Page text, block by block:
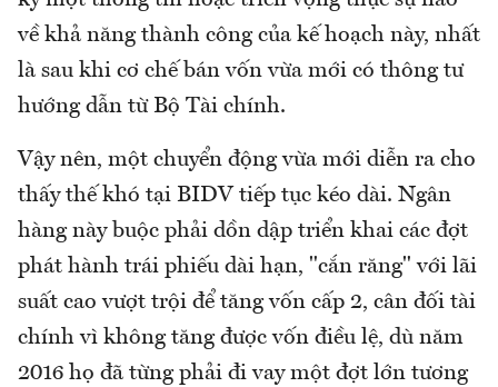
về khả năng thành công của kế hoạch này, nhất
là sau khi cơ chế bán vốn vừa mới có thông tư
hướng dẫn từ Bộ Tài chính.
Vậy nên, một chuyển động vừa mới diễn ra cho
thấy thế khó tại BIDV tiếp tục kéo dài. Ngân
hàng này buộc phải dồn dập triển khai các đợt
phát hành trái phiếu dài hạn, "cắn răng" với lãi
suất cao vượt trội để tăng vốn cấp 2, cân đối tài
chính vì không tăng được vốn điều lệ, dù năm
2016 họ đã từng phải đi vay một đợt lớn tương